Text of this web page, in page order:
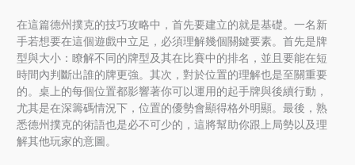
在這篇德州撲克的技巧攻略中，首先要建立的就是基礎。一名新
手若想要在這個遊戲中立足，必須理解幾個關鍵要素。首先是牌
型與大小：瞭解不同的牌型及其在比賽中的排名，並且要能在短
時間內判斷出誰的牌更強。其次，對於位置的理解也是至關重要
的。桌上的每個位置都影響著你可以運用的起手牌與後續行動，
尤其是在深籌碼情況下，位置的優勢會顯得格外明顯。最後，熟
悉德州撲克的術語也是必不可少的，這將幫助你跟上局勢以及理
解其他玩家的意圖。